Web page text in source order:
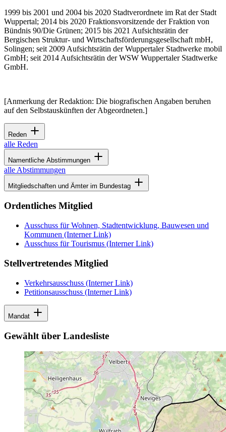
1999 bis 2001 und 2004 bis 2020 Stadtverordnete im Rat der Stadt
Wuppertal; 2014 bis 2020 Fraktionsvorsitzende der Fraktion von
Bündnis 90/Die Grünen; 2015 bis 2021 Aufsichtsrätin der
Bergischen Struktur- und Wirtschaftsförderungsgesellschaft mbH,
Solingen; seit 2009 Aufsichtsrätin der Wuppertaler Stadtwerke mobil
GmbH; seit 2014 Aufsichtsrätin der WSW Wuppertaler Stadtwerke
GmbH.
[Anmerkung der Redaktion: Die biografischen Angaben beruhen
auf den Selbstauskünften der Abgeordneten.]
Reden
alle Reden
Namentliche Abstimmungen
alle Abstimmungen
Mitgliedschaften und Ämter im Bundestag
Ordentliches Mitglied
Ausschuss für Wohnen, Stadtentwicklung, Bauwesen und
Kommunen (Interner Link)
Ausschuss für Tourismus (Interner Link)
Stellvertretendes Mitglied
Verkehrsausschuss (Interner Link)
Petitionsausschuss (Interner Link)
Mandat
Gewählt über Landesliste